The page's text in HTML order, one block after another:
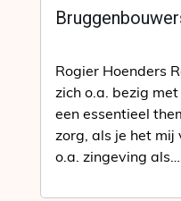
Rogier Hoenders
zich o.a. bezig
een essentieel
zorg, als je het mij
o.a. zingeving als…